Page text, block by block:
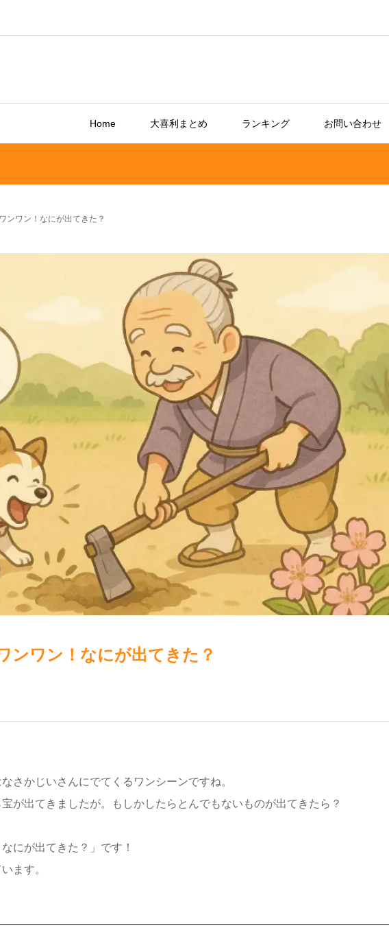
Home 大喜利まとめ ランキング お問い合わせ
ンワン！なにが出てきた？
ンワン！なにが出てきた？
さかじいさんにでてくるワンシーンですね。
が出てきましたが。もしかしたらとんでもないものが出てきたら？
にが出てきた？」です！
ます。